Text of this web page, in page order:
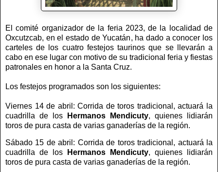
El comité organizador de la feria 2023, de la localidad de
Oxcutzcab, en el estado de Yucatán, ha dado a conocer los
carteles de los cuatro festejos taurinos que se llevarán a
cabo en ese lugar con motivo de su tradicional feria y fiestas
patronales en honor a la Santa Cruz.
Los festejos programados son los siguientes:
Viernes 14 de abril: Corrida de toros tradicional, actuará la
cuadrilla de los Hermanos Mendicuty, quienes lidiarán
toros de pura casta de varias ganaderías de la región.
Sábado 15 de abril: Corrida de toros tradicional, actuará la
cuadrilla de los Hermanos Mendicuty, quienes lidiarán
toros de pura casta de varias ganaderías de la región.